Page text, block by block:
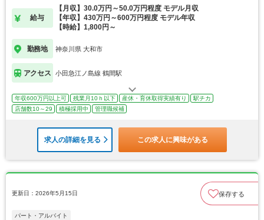
給与
【月収】30.0万円～50.0万円程度 モデル月収
【年収】430万円～600万円程度 モデル年収
【時給】1,800円～
勤務地 神奈川県 大和市
アクセス 小田急江ノ島線 鶴間駅
年収600万円以上可 残業月10ｈ以下 産休・育休取得実績有り
駅チカ
店舗数10～29
積極採用中 管理職候補
求人の詳細を見る この求人に興味がある
更新日：2026年5月15日 保存する
パート・アルバイト